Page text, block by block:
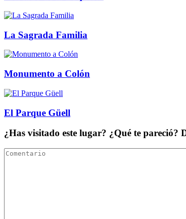
La Sagrada Familia
Monumento a Colón
El Parque Güell
¿Has visitado este lugar? ¿Qué te